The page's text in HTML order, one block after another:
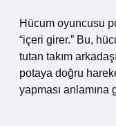
Hücum oyuncusu
“içeri girer.” Bu,
tutan takım
potaya doğru
yapması anlamına